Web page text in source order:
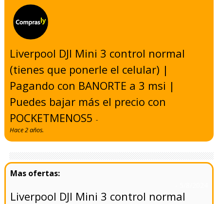
Liverpool DJI Mini 3 control normal
(tienes que ponerle el celular) |
Pagando con BANORTE a 3 msi |
Puedes bajar más el precio con
POCKETMENOS5-
Hace 2 años.
Liverpool DJI Mini 3 control normal